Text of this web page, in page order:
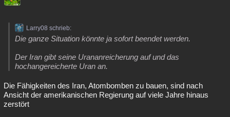
Larry08 schrieb:
Die ganze Situation könnte ja sofort beendet werden.
Der Iran gibt seine Urananreicherung auf und das
hochangereicherte Uran an.
Die Fähigkeiten des Iran, Atombomben zu bauen, sind nach
Ansicht der amerikanischen Regierung auf viele Jahre hinaus
zerstört